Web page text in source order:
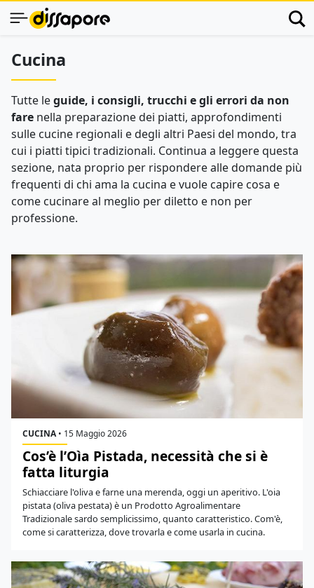
Cucina
Tutte leguide, i consigli, trucchi e gli errori da non
fare nella preparazione dei piatti, approfondimenti
sulle cucine regionali e degli altri Paesi del mondo, tra
cui i piatti tipici tradizionali. Continua a leggere questa
sezione, nata proprio per rispondere alle domande più
frequenti di chi ama la cucina e vuole capire cosa e
come cucinare al meglio per diletto e non per
professione.
CUCINA• 15 Maggio 2026
Cos’è l’Oìa Pistada, necessità che si è
fatta liturgia
Schiacciare l'oliva e farne una merenda, oggi un aperitivo. L'oia
pistata (oliva pestata) è un Prodotto Agroalimentare
Tradizionale sardo semplicissimo, quanto caratteristico. Com'è,
come si caratterizza, dove trovarla e come usarla in cucina.